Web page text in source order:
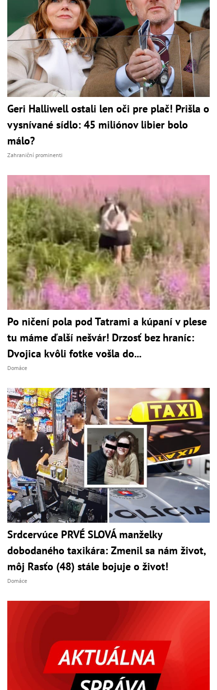
Geri Halliwell ostali len oči pre plač! Prišla o
vysnívané sídlo: 45 miliónov libier bolo
málo?
Zahraniční prominenti
Po ničení pola pod Tatrami a kúpaní v plese
tu máme ďalší nešvár! Drzosť bez hraníc:
Dvojica kvôli fotke vošla do...
Domáce
Srdcervúce PRVÉ SLOVÁ manželky
dobodaného taxikára: Zmenil sa nám život,
môj Rasťo (48) stále bojuje o život!
Domáce